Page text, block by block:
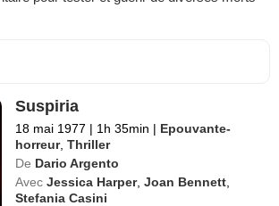
Suspiria
18 mai 1977 | 1h 35min | Epouvante-
horreur,Thriller
De Dario Argento
Avec Jessica Harper,Joan Bennett
Stefania Casini